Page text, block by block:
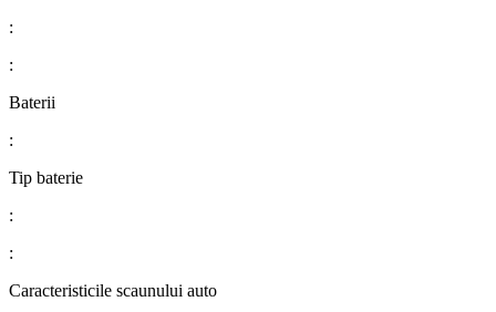
:
:
Baterii
:
Tip baterie
:
:
Caracteristicile scaunului auto